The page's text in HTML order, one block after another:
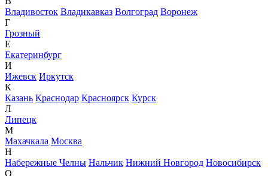
Владивосток Владикавказ Волгоград Воронеж
Г
Грозный
Е
Екатеринбург
И
Ижевск Иркутск
К
Казань Краснодар Красноярск Курск
Л
Липецк
М
Махачкала Москва
Н
Набережные Челны Нальчик Нижний Новгород Новосибирск
О